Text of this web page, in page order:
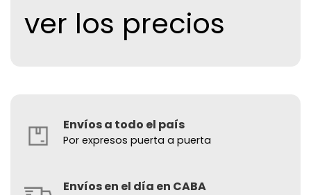
ver los precios
Envíos a todo el país
Por expresos puerta a puerta
Envíos en el día en CABA